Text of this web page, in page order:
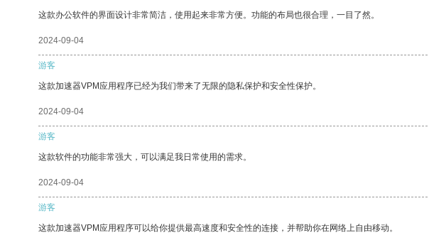
这款办公软件的界面设计非常简洁，使用起来非常方便。功能的布局也很合理，一目了然。
2024-09-04
游客
这款加速器VPM应用程序已经为我们带来了无限的隐私保护和安全性保护。
2024-09-04
游客
这款软件的功能非常强大，可以满足我日常使用的需求。
2024-09-04
游客
这款加速器VPM应用程序可以给你提供最高速度和安全性的连接，并帮助你在网络上自由移动。